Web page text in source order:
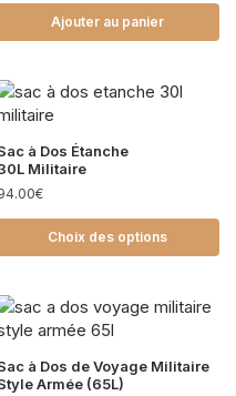
Ajouter au panier
à Dos Étanche
Militaire
€
Choix des options
à Dos de Voyage Militaire
Armée (65L)